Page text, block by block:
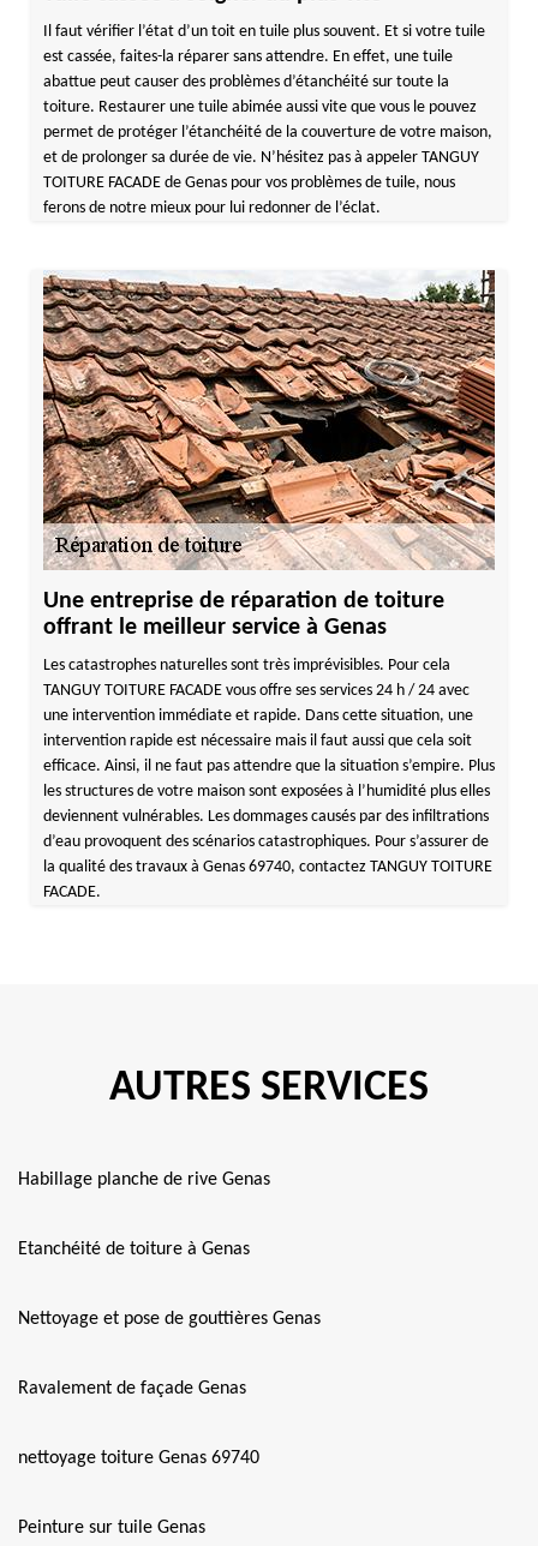
Il faut vérifier l’état d’un toit en tuile plus souvent. Et si votre tuile
est cassée, faites-la réparer sans attendre. En effet, une tuile
abattue peut causer des problèmes d’étanchéité sur toute la
toiture. Restaurer une tuile abimée aussi vite que vous le pouvez
permet de protéger l’étanchéité de la couverture de votre maison,
et de prolonger sa durée de vie. N’hésitez pas à appeler TANGUY
TOITURE FACADE de Genas pour vos problèmes de tuile, nous
ferons de notre mieux pour lui redonner de l’éclat.
Une entreprise de réparation de toiture
offrant le meilleur service à Genas
Les catastrophes naturelles sont très imprévisibles. Pour cela
TANGUY TOITURE FACADE vous offre ses services 24 h / 24 avec
une intervention immédiate et rapide. Dans cette situation, une
intervention rapide est nécessaire mais il faut aussi que cela soit
efficace. Ainsi, il ne faut pas attendre que la situation s’empire. Plus
les structures de votre maison sont exposées à l’humidité plus elles
deviennent vulnérables. Les dommages causés par des infiltrations
d’eau provoquent des scénarios catastrophiques. Pour s’assurer de
la qualité des travaux à Genas 69740, contactez TANGUY TOITURE
FACADE.
AUTRES SERVICES
Habillage planche de rive Genas
Etanchéité de toiture à Genas
Nettoyage et pose de gouttières Genas
Ravalement de façade Genas
nettoyage toiture Genas 69740
Peinture sur tuile Genas